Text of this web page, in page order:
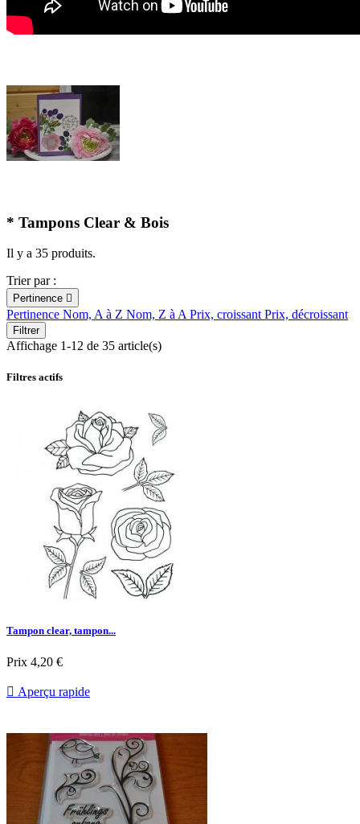
* Tampons Clear & Bois
Il y a 35 produits.
Trier par :
Pertinence 
Pertinence Nom, A à Z Nom, Z à A Prix, croissant Prix, décroissant
Filtrer
Affichage 1-12 de 35 article(s)
Filtres actifs
Tampon clear, tampon...
Prix 4,20 €
 Aperçu rapide